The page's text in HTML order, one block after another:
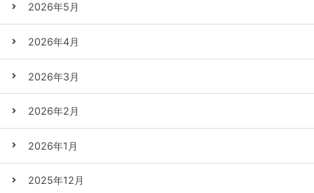
2026年5月
2026年4月
2026年3月
2026年2月
2026年1月
2025年12月